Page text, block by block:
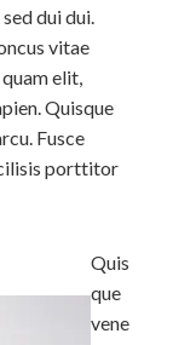
dui dui.
vitae
elit,
Quisque
Fusce
porttitor
Quis
que
vene